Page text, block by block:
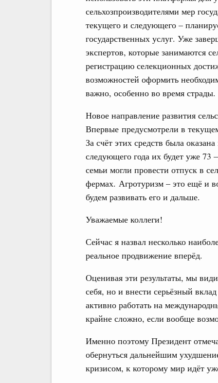
сельхозпроизводителями мер
текущего и следующего –
государственных услуг. Уже
экспертов, которые занимаются
регистрацию селекционных
возможностей оформить
важно, особенно во время страды.
Новое направление развития
Впервые предусмотрели в
За счёт этих средств была
следующего года их будет уже 73
семьи могли провести отпуск в
фермах. Агротуризм – это ещё и
будем развивать его и дальше.
Уважаемые коллеги!
Сейчас я назвал несколько
реальное продвижение вперёд.
Оценивая эти результаты, мы
себя, но и внести серьёзный
активно работать на
крайне сложно, если вообще
Именно поэтому Президент
обернуться дальнейшим
кризисом, к которому мир идёт